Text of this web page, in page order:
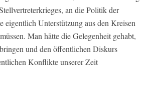
an die Politik der
eigentlich Unterstützung aus den Kreisen
Man hätte die Gelegenheit gehabt,
und den öffentlichen Diskurs
Konflikte unserer Zeit